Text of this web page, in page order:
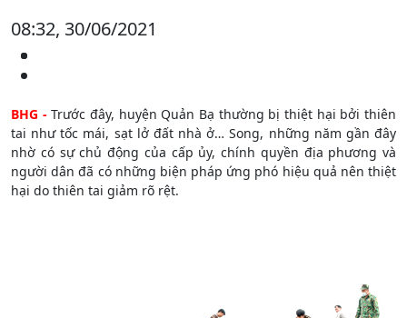
08:32, 30/06/2021
BHG -Trước đây, huyện Quản Bạ thường bị thiệt hại bởi thiên
tai như tốc mái, sạt lở đất nhà ở… Song, những năm gần đây
nhờ có sự chủ động của cấp ủy, chính quyền địa phương và
người dân đã có những biện pháp ứng phó hiệu quả nên thiệt
hại do thiên tai giảm rõ rệt.